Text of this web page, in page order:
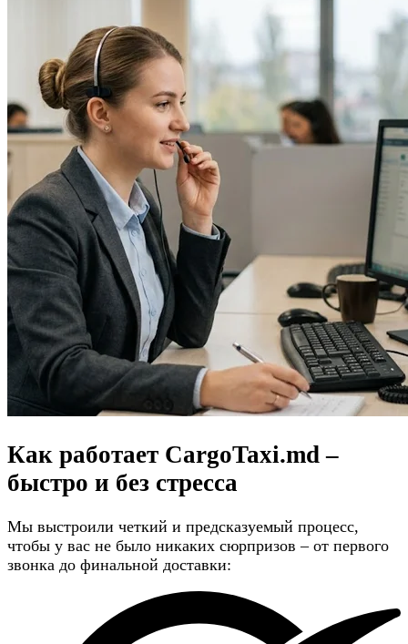
Как работает CargoTaxi.md –
быстро и без стресса
Мы выстроили четкий и предсказуемый процесс,
чтобы у вас не было никаких сюрпризов – от первого
звонка до финальной доставки: